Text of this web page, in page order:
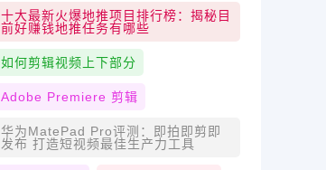
十大最新火爆地推项目排行榜：揭秘目
前好赚钱地推任务有哪些
如何剪辑视频上下部分
Adobe Premiere 剪辑
华为MatePad Pro评测：即拍即剪即
发布 打造短视频最佳生产力工具